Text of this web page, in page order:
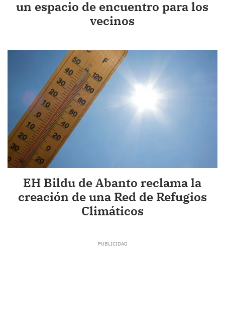
un espacio de encuentro para los
vecinos
EH Bildu de Abanto reclama la
creación de una Red de Refugios
Climáticos